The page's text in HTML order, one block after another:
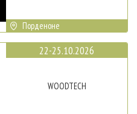
Порденоне
22-25.10.2026
WOODTECH